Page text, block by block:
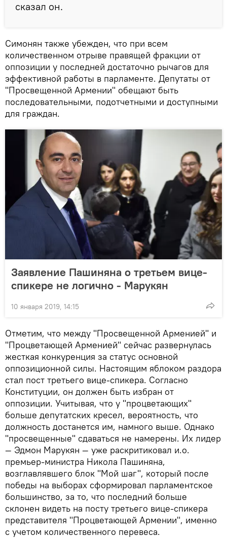
сказал он.
Симонян также убежден, что при всем
количественном отрыве правящей фракции от
оппозиции у последней достаточно рычагов для
эффективной работы в парламенте. Депутаты от
"Просвещенной Армении" обещают быть
последовательными, подотчетными и доступными
для граждан.
Заявление Пашиняна о третьем вице-
спикере не логично - Марукян
10 января 2019, 14:15
Отметим, что между "Просвещенной Арменией" и
"Процветающей Арменией" сейчас развернулась
жесткая конкуренция за статус основной
оппозиционной силы. Настоящим яблоком раздора
стал пост третьего вице-спикера. Согласно
Конституции, он должен быть избран от
оппозиции. Учитывая, что у "процветающих"
больше депутатских кресел, вероятность, что
должность достанется им, намного выше. Однако
"просвещенные" сдаваться не намерены. Их лидер
— Эдмон Марукян — уже раскритиковал и.о.
премьер-министра Никола Пашиняна,
возглавлявшего блок "Мой шаг", который после
победы на выборах сформировал парламентское
большинство, за то, что последний больше
склонен видеть на посту третьего вице-спикера
представителя "Процветающей Армении", именно
с учетом количественного перевеса.